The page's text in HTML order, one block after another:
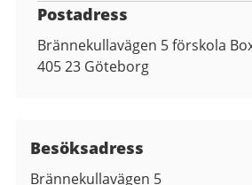
Postadress
Brännekullavägen 5 förskola
405 23 Göteborg
Besöksadress
Brännekullavägen 5